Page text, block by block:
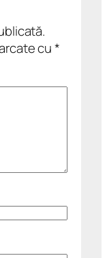
cu*